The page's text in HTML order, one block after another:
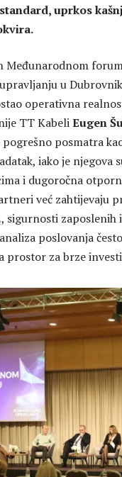
uprkos
Međunarodnom
u
operativna
TT KabeliEugen
pogrešno posmatra
iako je njegova
i dugoročna
već zahtijevaju
sigurnosti zaposlenih
poslovanja
prostor za brze